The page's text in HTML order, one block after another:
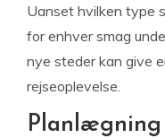
Uanset hvilken type
for enhver smag
nye steder kan give
rejseoplevelse.